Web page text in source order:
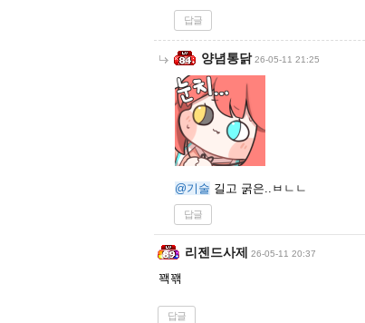
답글
양념통닭 26-05-11 21:25
@기술 길고 굵은..ㅂㄴㄴ
답글
리젠드사제 26-05-11 20:37
꽥꽦
답글